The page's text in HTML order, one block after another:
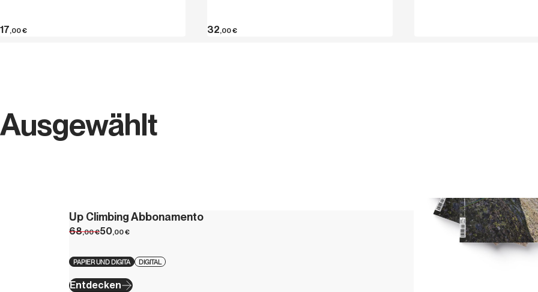
17,00€ 32,00€
Ausgewählt
Up Climbing Abbonamento
68,00€50,00€
PAPIER UND DIGITA DIGITAL
Entdecken